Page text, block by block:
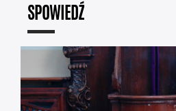
SPOWIEDŹ